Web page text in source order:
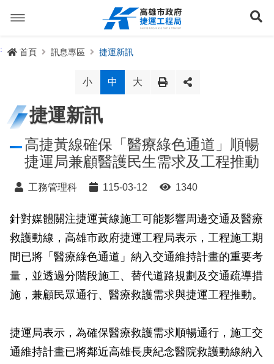
容
捷運路線進度圖
長期路網規劃
路網簡介
路網規劃
未來發展
規劃中
捷運紫線
前鎮漁港聯外軌道
興建中
各線計畫進度
岡山路竹延伸線(第二A階段)
岡山路竹延伸線(第二B階段)
小港林園線
已通車
捷運紅/橘線
岡山路竹延伸線(第一階段)
訊息專區
捷運新訊
公聽會與說明會
政府資訊公開
生態檢核專區
性別主流化專區
政風園地
打詐儀錶板
便民服務
局長信箱
禁限建專區
增額容積申請
檔案應用專區
常見問答
雙語詞彙
交流互動
照片集錦
影音專區
特色車站
輕軌知識站
輕軌與傳統火車
關於我們
首長簡介
局徽
本局沿革
服務電話
網站導覽
English
首頁 訊息專區 捷運新訊
小 中 大
捷運新訊
高捷黃線確保「醫療綠色通道」順暢
捷運局兼顧醫護民生需求及工程推動
工務管理科 115-03-12 1340
針對媒體關注捷運黃線施工可能影響周邊交通及醫療
救護動線，高雄市政府捷運工程局表示，工程施工期
間已將「醫療綠色通道」納入交通維持計畫的重要考
量，並透過分階段施工、替代道路規劃及交通疏導措
施，兼顧民眾通行、醫療救護需求與捷運工程推動。
捷運局表示，為確保醫療救護需求順暢通行，施工交
通維持計畫已將鄰近高雄長庚紀念醫院救護動線納入